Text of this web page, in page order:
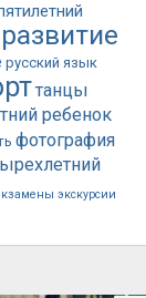
русский язык
танцы
ребенок
фотография
экскурсии